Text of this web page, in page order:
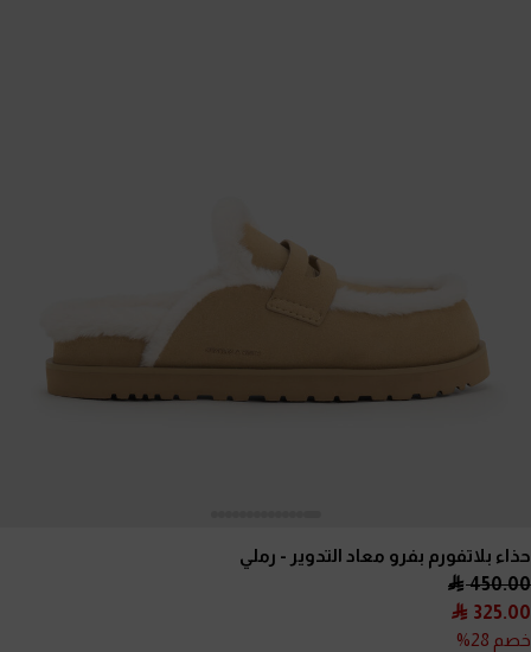
حذاء بلاتفورم بفرو معاد التدوير - رملي
450.00
325.00
خصم 28%